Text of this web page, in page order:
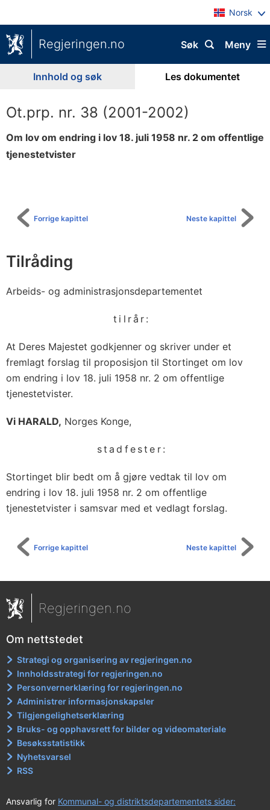
Norsk
Regjeringen.no Meny
Søk
Innhold og søk Les dokumentet
Ot.prp. nr. 38 (2001-2002)
Om lov om endring i lov 18. juli 1958 nr. 2 om offentlige
tjenestetvister
Neste kapittel
Forrige kapittel
Tilråding
Arbeids- og administrasjonsdepartementet
tilrår:
At Deres Majestet godkjenner og skriver under et
fremlagt forslag til proposisjon til Stortinget om lov
om endring i lov 18. juli 1958 nr. 2 om offentlige
tjenestetvister.
Vi HARALD, Norges Konge,
stadfester:
Stortinget blir bedt om å gjøre vedtak til lov om
endring i lov 18. juli 1958 nr. 2 om offentlige
tjenestetvister i samsvar med et vedlagt forslag.
Neste kapittel
Forrige kapittel
Regjeringen.no
Om nettstedet
Strategi og organisering av regjeringen.no
Innholdsstrategi for regjeringen.no
Personvernerklæring for regjeringen.no
Administrer informasjonskapsler
Tilgjengelighetserklæring
Bruks- og opphavsrett for bilder og videomateriale
Besøksstatistikk
Nyhetsvarsel
RSS
Ansvarlig for Kommunal- og distriktsdepartementets sider: